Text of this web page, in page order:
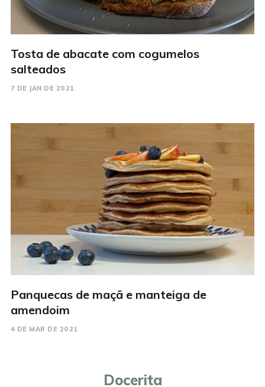
Tosta de abacate com cogumelos
salteados
7 DE JAN DE 2021
Panquecas de maçã e manteiga de
amendoim
4 DE MAR DE 2021
Docerita